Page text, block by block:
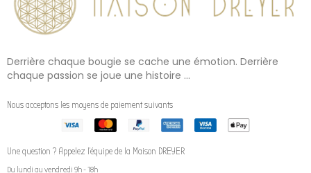
Derrière chaque bougie se cache une émotion. Derrière
chaque passion se joue une histoire ...
Nous acceptons les moyens de paiement suivants
Une question ? Appelez l'équipe de la Maison DREYER
Du lundi au vendredi 9h - 18h